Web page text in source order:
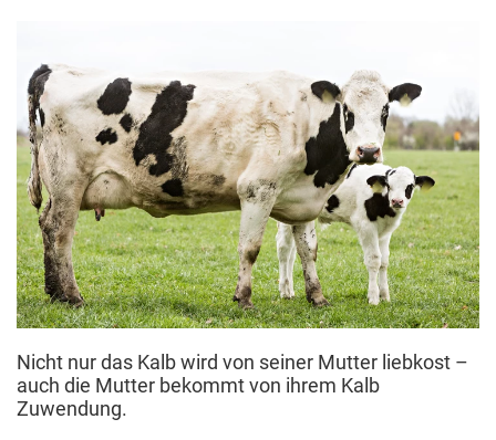
Nicht nur das Kalb wird von seiner Mutter liebkost –
auch die Mutter bekommt von ihrem Kalb
Zuwendung.